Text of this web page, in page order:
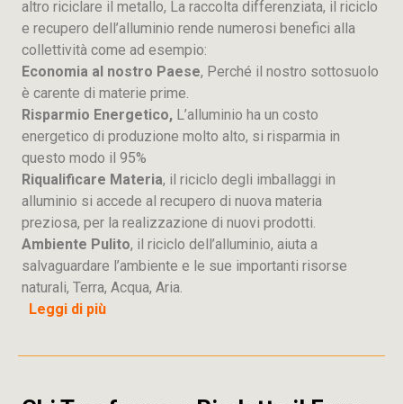
altro riciclare il metallo, La raccolta differenziata, il riciclo
e recupero dell’alluminio rende numerosi benefici alla
collettività come ad esempio:
Economia al nostro Paese, Perché il nostro sottosuolo
è carente di materie prime.
Risparmio Energetico, L’alluminio ha un costo
energetico di produzione molto alto, si risparmia in
questo modo il 95%
Riqualificare Materia, il riciclo degli imballaggi in
alluminio si accede al recupero di nuova materia
preziosa, per la realizzazione di nuovi prodotti.
Ambiente Pulito, il riciclo dell’alluminio, aiuta a
salvaguardare l’ambiente e le sue importanti risorse
naturali, Terra, Acqua, Aria.
Leggi di più